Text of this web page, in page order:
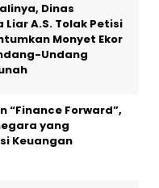
Dinas
A.S. Tolak Petisi
Monyet Ekor
Undang
“Finance Forward”,
yang
Keuangan